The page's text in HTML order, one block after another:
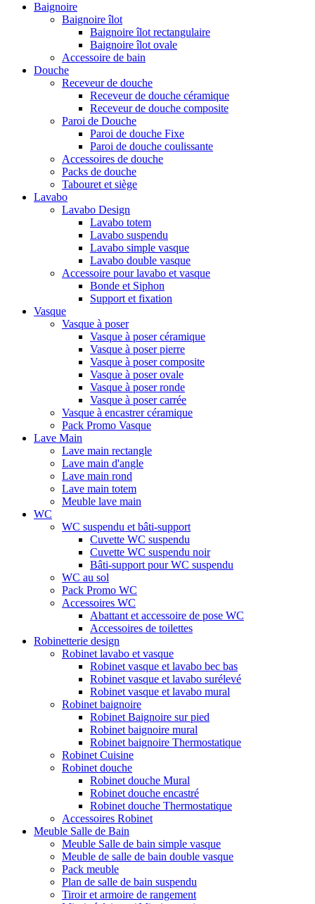
Baignoire
Baignoire îlot
Baignoire îlot rectangulaire
Baignoire îlot ovale
Accessoire de bain
Douche
Receveur de douche
Receveur de douche céramique
Receveur de douche composite
Paroi de Douche
Paroi de douche Fixe
Paroi de douche coulissante
Accessoires de douche
Packs de douche
Tabouret et siège
Lavabo
Lavabo Design
Lavabo totem
Lavabo suspendu
Lavabo simple vasque
Lavabo double vasque
Accessoire pour lavabo et vasque
Bonde et Siphon
Support et fixation
Vasque
Vasque à poser
Vasque à poser céramique
Vasque à poser pierre
Vasque à poser composite
Vasque à poser ovale
Vasque à poser ronde
Vasque à poser carrée
Vasque à encastrer céramique
Pack Promo Vasque
Lave Main
Lave main rectangle
Lave main d'angle
Lave main rond
Lave main totem
Meuble lave main
WC
WC suspendu et bâti-support
Cuvette WC suspendu
Cuvette WC suspendu noir
Bâti-support pour WC suspendu
WC au sol
Pack Promo WC
Accessoires WC
Abattant et accessoire de pose WC
Accessoires de toilettes
Robinetterie design
Robinet lavabo et vasque
Robinet vasque et lavabo bec bas
Robinet vasque et lavabo surélevé
Robinet vasque et lavabo mural
Robinet baignoire
Robinet Baignoire sur pied
Robinet baignoire mural
Robinet baignoire Thermostatique
Robinet Cuisine
Robinet douche
Robinet douche Mural
Robinet douche encastré
Robinet douche Thermostatique
Accessoires Robinet
Meuble Salle de Bain
Meuble Salle de bain simple vasque
Meuble de salle de bain double vasque
Pack meuble
Plan de salle de bain suspendu
Tiroir et armoire de rangement